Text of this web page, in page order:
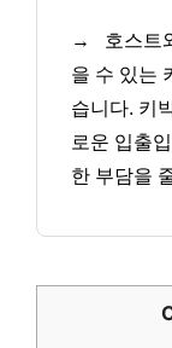
→
호스트
을 수 있는
습니다. 키
로운 입출
한 부담을